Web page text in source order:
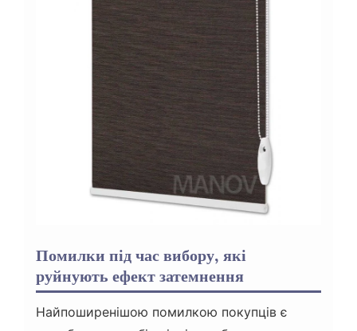
Помилки під час вибору, які
руйнують ефект затемнення
Найпоширенішою помилкою покупців є